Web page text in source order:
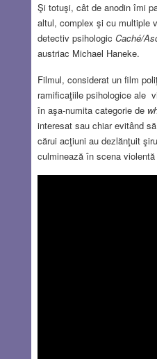
Şi totuşi, cât de anodin îmi
altul, complex şi cu multiple
detectiv psihologic Caché/
austriac Michael Haneke.
Filmul, considerat un film
ramificaţiile psihologice ale
în aşa-numita categorie de
interesat sau chiar evitând
cărui acţiuni au dezlănţuit
culminează în scena